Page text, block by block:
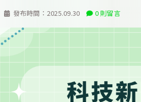
發布時間： 2025.09.30 0 則留言